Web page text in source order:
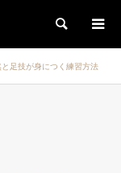
Search
と足技が身につく練習方法